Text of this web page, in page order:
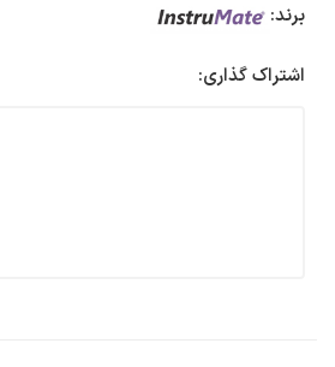
برند:
اشتراک گذاری: